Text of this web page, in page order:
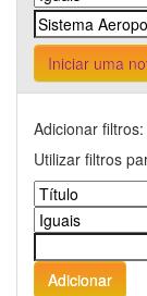
Iniciar uma
Adicionar filtros:
Utilizar filtros